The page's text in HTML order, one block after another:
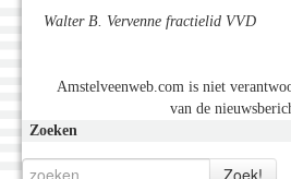
Walter B. Vervenne fractielid VVD
Amstelveenweb.com is niet
van de
Zoeken